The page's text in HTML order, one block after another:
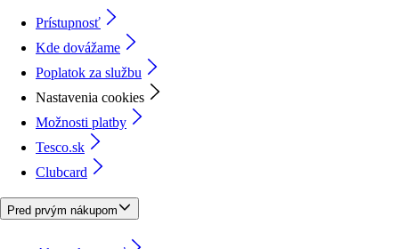
Prístupnosť
Kde dovážame
Poplatok za službu
Nastavenia cookies
Možnosti platby
Tesco.sk
Clubcard
Pred prvým nákupom